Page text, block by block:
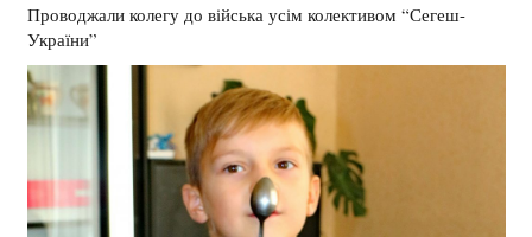
Проводжали колегу до війська усім колективом “Сегеш-
України”